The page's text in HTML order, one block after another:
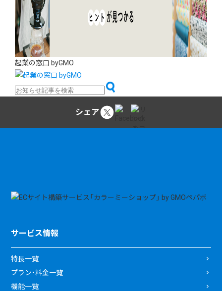
起業の窓口 byGMO
シェア
サービス情報
特長一覧
プラン・料金一覧
機能一覧